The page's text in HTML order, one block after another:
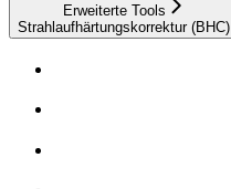
Erweiterte Tools
Strahlaufhärtungskorrektur (BHC)